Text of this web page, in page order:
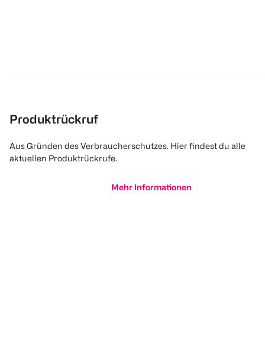
Produktrückruf
Aus Gründen des Verbraucherschutzes. Hier findest du alle
aktuellen Produktrückrufe.
Mehr Informationen